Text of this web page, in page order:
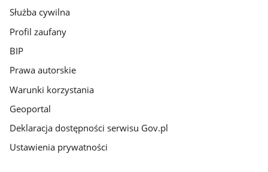
Służba cywilna
Profil zaufany
BIP
Prawa autorskie
Warunki korzystania
Geoportal
Deklaracja dostępności serwisu Gov.pl
Ustawienia prywatności